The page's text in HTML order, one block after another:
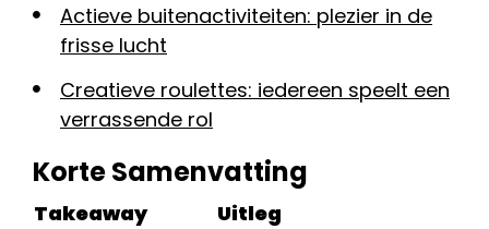
Actieve buitenactiviteiten: plezier in de
frisse lucht
Creatieve roulettes: iedereen speelt een
verrassende rol
Korte Samenvatting
Takeaway Uitleg